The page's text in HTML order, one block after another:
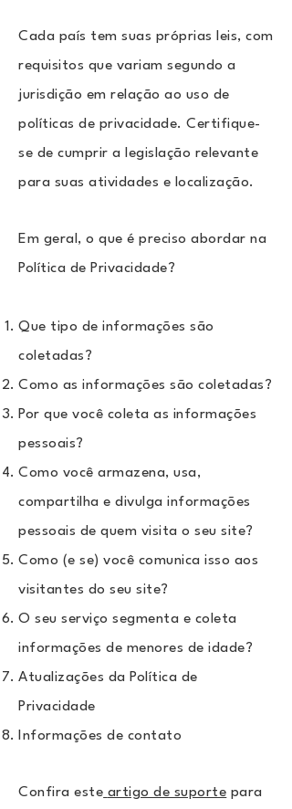
Cada país tem suas próprias leis, com
requisitos que variam segundo a
jurisdição em relação ao uso de
políticas de privacidade. Certifique-
se de cumprir a legislação relevante
para suas atividades e localização.
Em geral, o que é preciso abordar na
Política de Privacidade?
Que tipo de informações são
coletadas?
Como as informações são coletadas?
Por que você coleta as informações
pessoais?
Como você armazena, usa,
compartilha e divulga informações
pessoais de quem visita o seu site?
Como (e se) você comunica isso aos
visitantes do seu site?
O seu serviço segmenta e coleta
informações de menores de idade?
Atualizações da Política de
Privacidade
Informações de contato
Confira este artigo de suporte para